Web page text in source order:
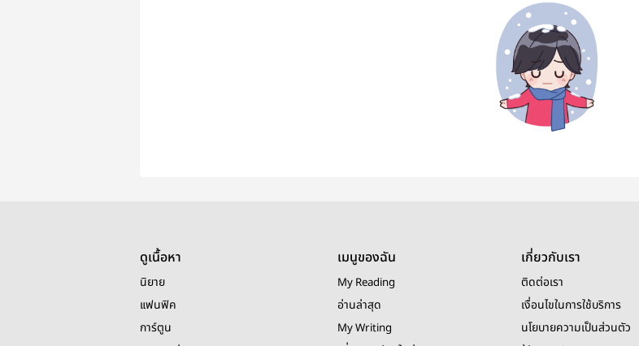
ดูเนื้อหา
นิยาย
แฟนฟิค
การ์ตูน
เมนูของฉัน
My Reading
อ่านล่าสุด
My Writing
เกี่ยวกับเรา
ติดต่อเรา
เงื่อนไขในการใช้บริการ
นโยบายความเป็นส่วนตัว